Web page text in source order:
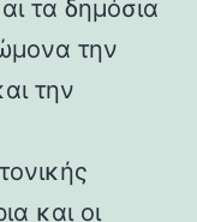
τα δημόσια
την
την
και οι